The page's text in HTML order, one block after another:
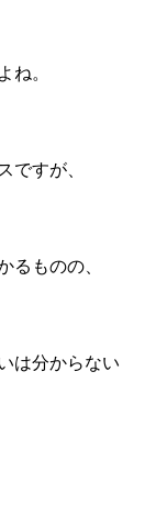
ね。
ですが、
るものの、
は分からない